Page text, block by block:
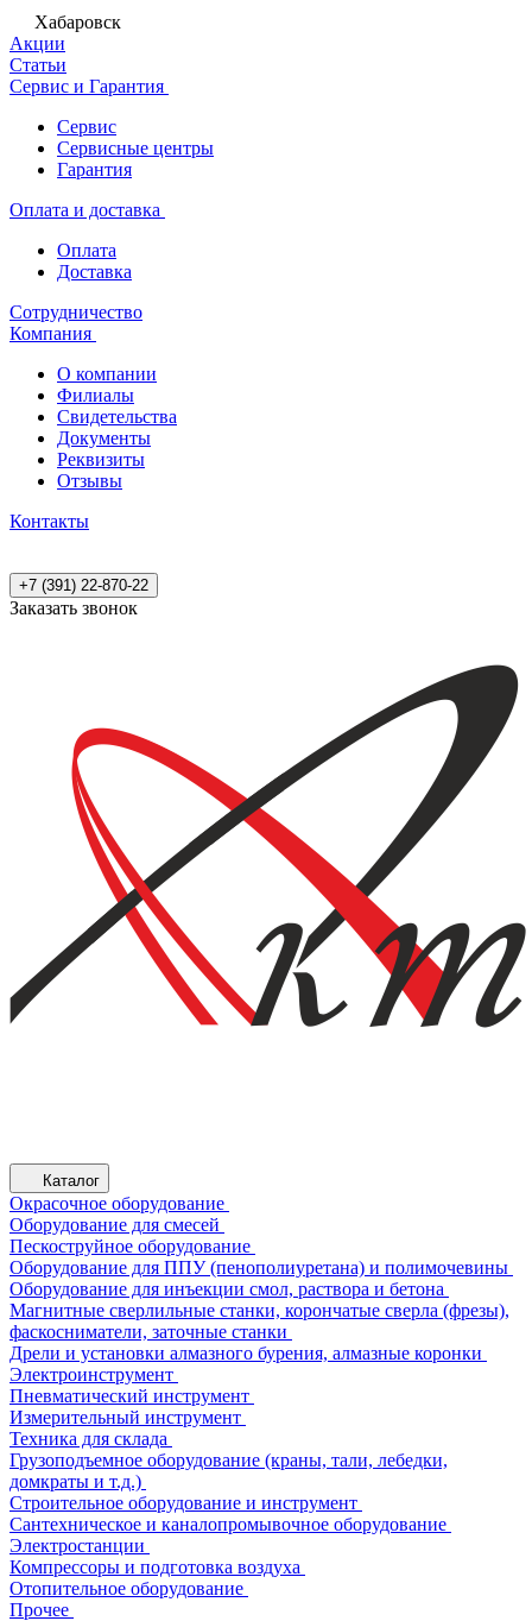
Хабаровск
Акции
Статьи
Сервис и Гарантия
Сервис
Сервисные центры
Гарантия
Оплата и доставка
Оплата
Доставка
Сотрудничество
Компания
О компании
Филиалы
Свидетельства
Документы
Реквизиты
Отзывы
Контакты
+7 (391) 22-870-22
Заказать звонок
Каталог
Окрасочное оборудование
Оборудование для смесей
Пескоструйное оборудование
Оборудование для ППУ (пенополиуретана) и полимочевины
Оборудование для инъекции смол, раствора и бетона
Магнитные сверлильные станки, корончатые сверла (фрезы),
фаскосниматели, заточные станки
Дрели и установки алмазного бурения, алмазные коронки
Электроинструмент
Пневматический инструмент
Измерительный инструмент
Техника для склада
Грузоподъемное оборудование (краны, тали, лебедки,
домкраты и т.д.)
Строительное оборудование и инструмент
Сантехническое и каналопромывочное оборудование
Электростанции
Компрессоры и подготовка воздуха
Отопительное оборудование
Прочее